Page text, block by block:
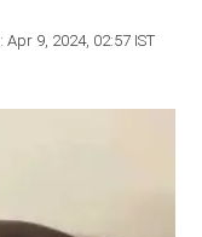
Apr 9, 2024, 02:57 IST